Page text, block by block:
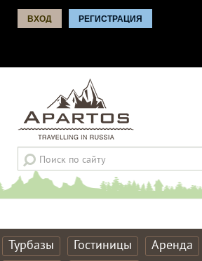
ВХОД РЕГИСТРАЦИЯ
Турбазы Гостиницы Аренда